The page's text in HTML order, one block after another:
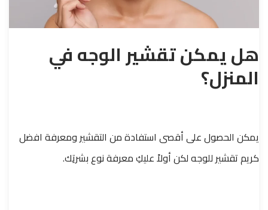
هل يمكن تقشير الوجه في
المنزل؟
يمكن الحصول على أقصى استفادة من التقشير ومعرفة افضل
كريم تقشير للوجه لكن أولاً عليكِ معرفة نوع بشرتِك.